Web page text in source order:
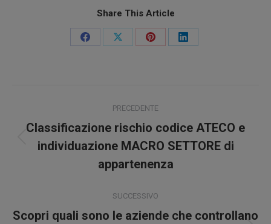
Share This Article
CondividiCondividiCondividiCondividi
tra
PRECEDENTE
Post
precedente:
Classificazione rischio codice ATECO e
individuazione MACRO SETTORE di
appartenenza
SUCCESSIVO
Scopri quali sono le aziende che controllano